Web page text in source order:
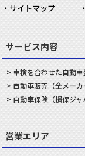
サイトマップ
サービス内容
車検を合わせた自動車
自動車販売 （全メー
自動車保険（損保ジャ
営業エリア